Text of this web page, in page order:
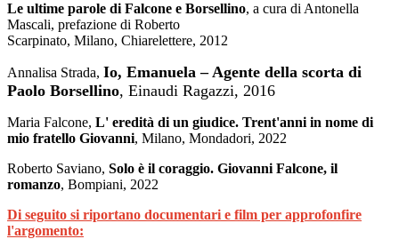
Le ultime parole di Falcone e Borsellino, a cura di Antonella
Mascali, prefazione di Roberto
Scarpinato, Milano, Chiarelettere, 2012
Annalisa Strada, Io, Emanuela – Agente della scorta di
Paolo Borsellino, Einaudi Ragazzi, 2016
Maria Falcone, L' eredità di un giudice. Trent'anni in nome di
mio fratello Giovanni, Milano, Mondadori, 2022
Roberto Saviano, Solo è il coraggio. Giovanni Falcone, il
romanzo, Bompiani, 2022
Di seguito si riportano documentari e film per approfonfire
l'argomento: